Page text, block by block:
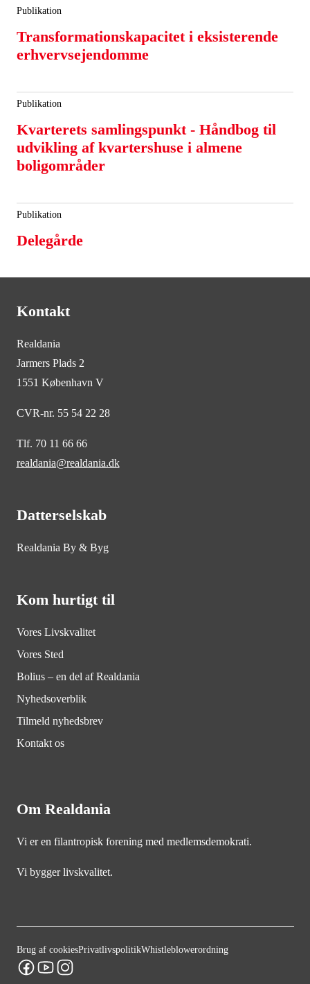
Publikation
Transformationskapacitet i eksisterende
erhvervsejendomme
Publikation
Kvarterets samlingspunkt - Håndbog til
udvikling af kvartershuse i almene
boligområder
Publikation
Delegårde
Kontakt
Realdania
Jarmers Plads 2
1551 København V
CVR-nr. 55 54 22 28
Tlf. 70 11 66 66
realdania@realdania.dk
Datterselskab
Realdania By & Byg
Kom hurtigt til
Vores Livskvalitet
Vores Sted
Bolius – en del af Realdania
Nyhedsoverblik
Tilmeld nyhedsbrev
Kontakt os
Om Realdania
Vi er en filantropisk forening med medlemsdemokrati.
Vi bygger livskvalitet.
Brug af cookiesPrivatlivspolitikWhistleblowerordning